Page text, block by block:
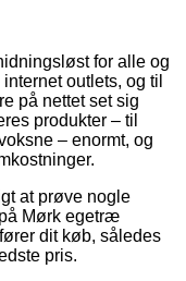
for alle og
outlets, og til
på nettet set sig
produkter – til
– enormt, og
at prøve nogle
Mørk egetræ
dit køb, således
pris.